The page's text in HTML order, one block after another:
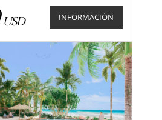
USD INFORMACIÓN